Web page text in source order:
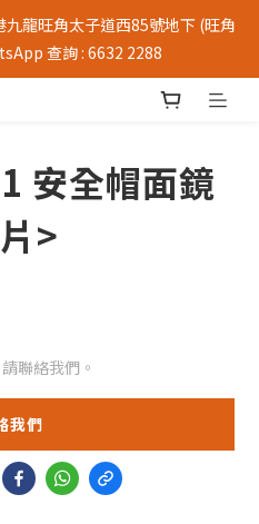
龍旺角太子道西85號地下 (旺角
查詢 : 6632 2288
安全帽面鏡
>
聯絡我們。
我們